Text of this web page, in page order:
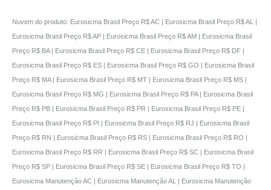
Nuvem do produto: Eurosicma Brasil Preço R$ AC | Eurosicma Brasil Preço R$ AL |
Eurosicma Brasil Preço R$ AP | Eurosicma Brasil Preço R$ AM | Eurosicma Brasil
Preço R$ BA | Eurosicma Brasil Preço R$ CE | Eurosicma Brasil Preço R$ DF |
Eurosicma Brasil Preço R$ ES | Eurosicma Brasil Preço R$ GO | Eurosicma Brasil
Preço R$ MA | Eurosicma Brasil Preço R$ MT | Eurosicma Brasil Preço R$ MS |
Eurosicma Brasil Preço R$ MG | Eurosicma Brasil Preço R$ PA | Eurosicma Brasil
Preço R$ PB | Eurosicma Brasil Preço R$ PR | Eurosicma Brasil Preço R$ PE |
Eurosicma Brasil Preço R$ PI | Eurosicma Brasil Preço R$ RJ | Eurosicma Brasil
Preço R$ RN | Eurosicma Brasil Preço R$ RS | Eurosicma Brasil Preço R$ RO |
Eurosicma Brasil Preço R$ RR | Eurosicma Brasil Preço R$ SC | Eurosicma Brasil
Preço R$ SP | Eurosicma Brasil Preço R$ SE | Eurosicma Brasil Preço R$ TO |
Eurosicma Manutenção AC | Eurosicma Manutenção AL | Eurosicma Manutenção